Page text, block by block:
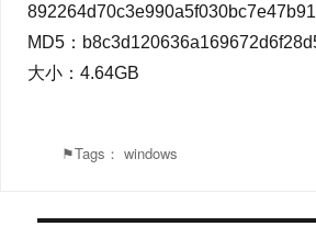
MD5：
大小：4.64GB
⚑Tags： windows